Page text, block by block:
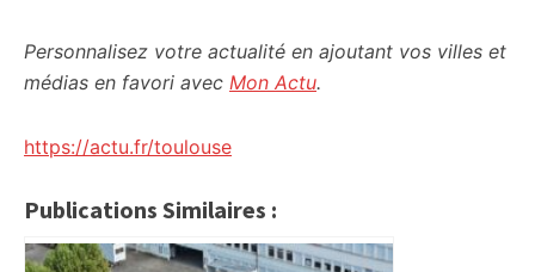
Personnalisez votre actualité en ajoutant vos villes et
médias en favori avec Mon Actu.
https://actu.fr/toulouse
Publications Similaires :